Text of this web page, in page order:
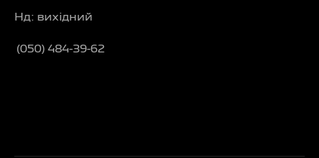
Нд: вихідний
(050) 484-39-62